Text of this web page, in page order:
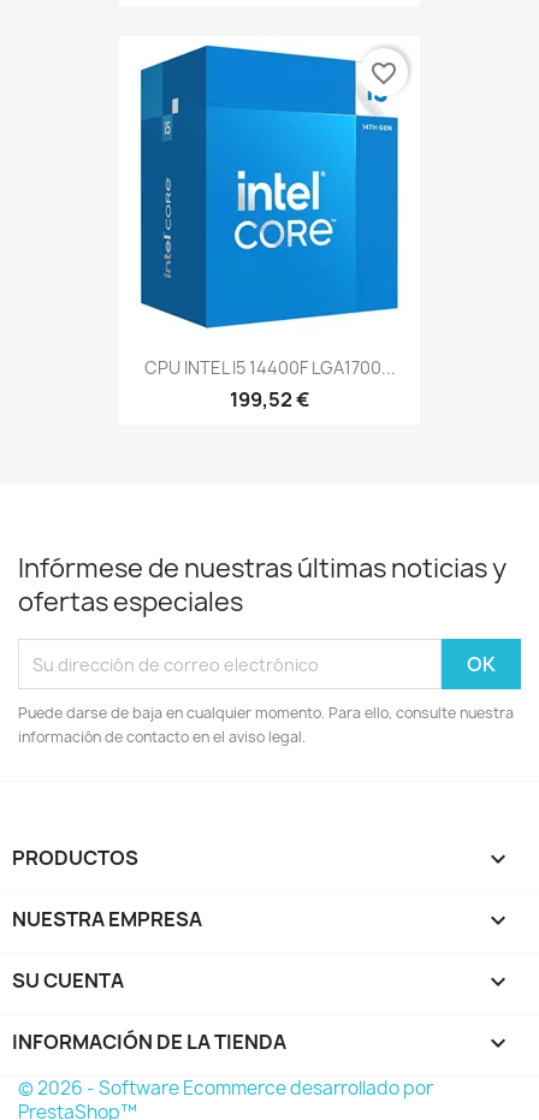
CPU INTEL I5 14400F LGA1700...
199,52 €
favorite_border
Infórmese de nuestras últimas noticias y
ofertas especiales
Puede darse de baja en cualquier momento. Para ello, consulte nuestra
información de contacto en el aviso legal.
PRODUCTOS 
NUESTRA EMPRESA 
SU CUENTA 
INFORMACIÓN DE LA TIENDA keyboard_arrow_down
© 2026 - Software Ecommerce desarrollado por
PrestaShop™